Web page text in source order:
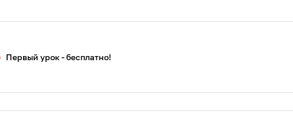
Первый урок - бесплатно!